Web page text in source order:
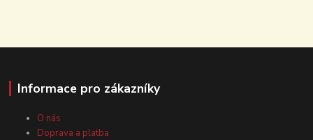
Informace pro zákazníky
O nás
Doprava a platba